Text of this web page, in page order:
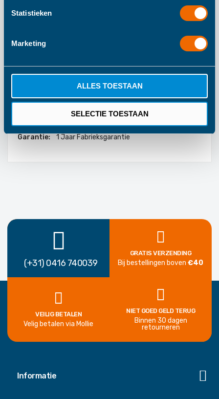
Statistieken
Marketing
ALLES TOESTAAN
SELECTIE TOESTAAN
informatie
85
Vanaf 4 Maanden
1 Jaar Fabrieksgarantie
(+31) 0416 740039
GRATIS VERZENDING
Bij bestellingen boven €40
VEILIG BETALEN
Velig betalen via Mollie
NIET GOED GELD TERUG
Binnen 30 dagen
retourneren
Informatie